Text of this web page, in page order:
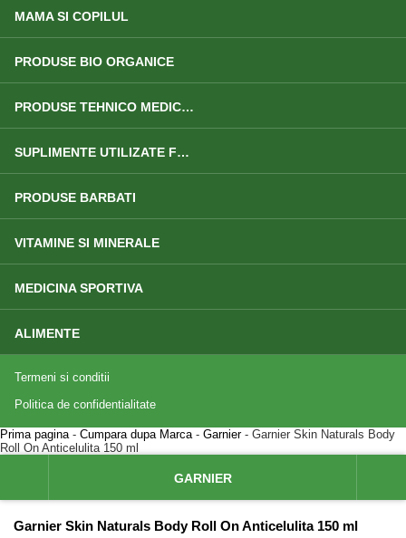
MAMA SI COPILUL
PRODUSE BIO ORGANICE
PRODUSE TEHNICO MEDICALE
SUPLIMENTE UTILIZATE FRECVENT
PRODUSE BARBATI
VITAMINE SI MINERALE
MEDICINA SPORTIVA
ALIMENTE
Termeni si conditii
Politica de confidentialitate
Prima pagina- Cumpara dupa Marca- Garnier- Garnier Skin Naturals Body
Roll On Anticelulita 150 ml
GARNIER
Garnier Skin Naturals Body Roll On Anticelulita 150 ml